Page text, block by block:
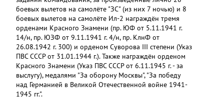
боевых вылетов на самолёте "ЗС" (из них 7 ночью) и 8
боевых вылетов на самолёте Ил-2 награждён тремя
орденами Красного Знамени (пр. ЮФ от 5.11.1941 г.
14/н, пр. ЮЗФ от 9.11.1941 г. 4/н, пр. КлнФ от
26.08.1942 г. 300) и орденом Суворова III степени (Указ
ПВС СССР от 31.01.1944 г.). Также награждён орденом
Красного Знамени (Указ ПВС СССР от 6.11.1945 г. - за
выслугу), медалями "За оборону Москвы", "За победу
над Германией в Великой Отечественной войне 1941-
1945 гг.".